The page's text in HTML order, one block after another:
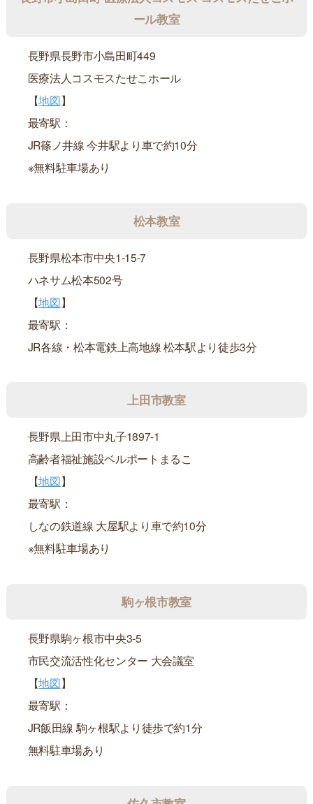
ール教室
長野県長野市小島田町449
医療法人コスモスたせこホール
【地図】
最寄駅：
JR篠ノ井線 今井駅より車で約10分
※無料駐車場あり
松本教室
長野県松本市中央1-15-7
ハネサム松本502号
【地図】
最寄駅：
JR各線・松本電鉄上高地線 松本駅より徒歩3分
上田市教室
長野県上田市中丸子1897-1
高齢者福祉施設ベルポートまるこ
【地図】
最寄駅：
しなの鉄道線 大屋駅より車で約10分
※無料駐車場あり
駒ヶ根市教室
長野県駒ヶ根市中央3-5
市民交流活性化センター 大会議室
【地図】
最寄駅：
JR飯田線 駒ヶ根駅より徒歩で約1分
無料駐車場あり